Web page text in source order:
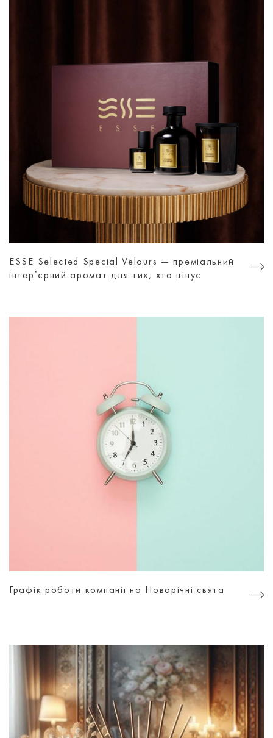
ESSE Selected Special Velours — преміальний
інтерʼєрний аромат для тих, хто цінує
Графік роботи компанії на Новорічні свята